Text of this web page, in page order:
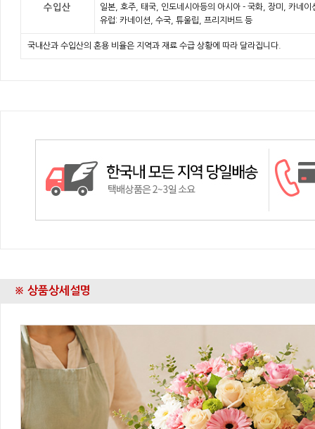
수입산
일본, 호주, 태국, 인도네시아등의 아시아 - 국화, 장미, 카네
유럽: 카네이션, 수국, 튜울립, 프리지버드 등
국내산과 수입산의 혼용 비율은 지역과 재료 수급 상황에 따라 달라집니다.
※ 상품상세설명